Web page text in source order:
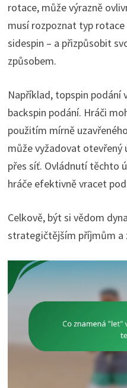
rotace, může výrazně
musí rozpoznat typ
sidespin – a přizpůsobit
způsobem.
Například, topspin podání
backspin podání. Hráči
použitím mírně
může vyžadovat otevřený
přes síť. Ovládnutí těchto
hráče efektivně vracet
Celkově, být si vědom
strategičtějším příjmům a